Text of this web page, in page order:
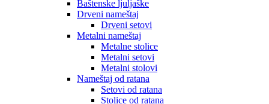
Baštenske ljuljaške
Drveni nameštaj
Drveni setovi
Metalni nameštaj
Metalne stolice
Metalni setovi
Metalni stolovi
Nameštaj od ratana
Setovi od ratana
Stolice od ratana